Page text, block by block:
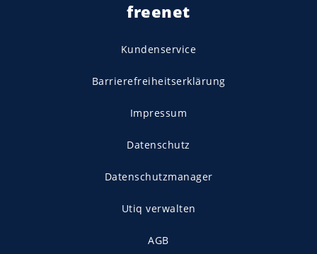
freenet
Kundenservice
Barrierefreiheitserklärung
Impressum
Datenschutz
Datenschutzmanager
Utiq verwalten
AGB